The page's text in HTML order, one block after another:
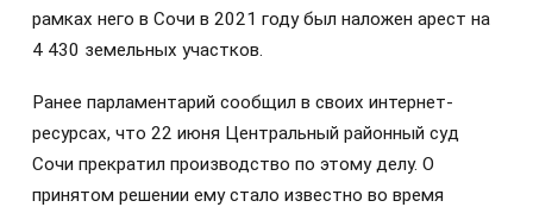
рамках него в Сочи в 2021 году был наложен арест на
4 430 земельных участков.
Ранее парламентарий сообщил в своих интернет-
ресурсах, что 22 июня Центральный районный суд
Сочи прекратил производство по этому делу. О
принятом решении ему стало известно во время